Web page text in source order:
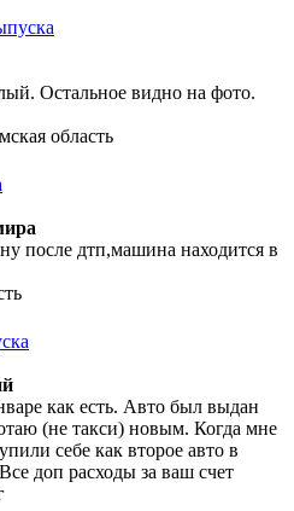
Остальное видно на фото.
область
после дтп,машина находится в
как есть. Авто был выдан
(не такси) новым. Когда мне
себе как второе авто в
доп расходы за ваш счет